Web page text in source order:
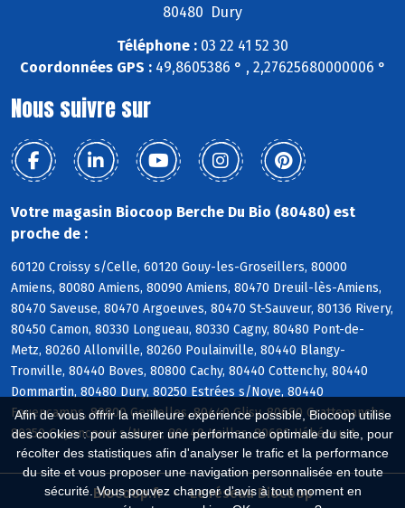
Afin de vous offrir la meilleure expérience possible, Biocoop utilise
des cookies : pour assurer une performance optimale du site, pour
récolter des statistiques afin d'analyser le trafic et la performance
du site et vous proposer une navigation personnalisée en toute
sécurité. Vous pouvez changer d'avis à tout moment en
80480 Dury
Téléphone : 03 22 41 52 30
Coordonnées GPS :49,8605386 ° , 2,27625680000006 °
Nous suivre sur
Votre magasin Biocoop Berche Du Bio (80480) est
proche de :
60120 Croissy s/Celle, 60120 Gouy-les-Groseillers, 80000
Amiens, 80080 Amiens, 80090 Amiens, 80470 Dreuil-lès-Amiens,
80470 Saveuse, 80470 Argoeuves, 80470 St-Sauveur, 80136 Rivery,
80450 Camon, 80330 Longueau, 80330 Cagny, 80480 Pont-de-
Metz, 80260 Allonville, 80260 Poulainville, 80440 Blangy-
Tronville, 80440 Boves, 80800 Cachy, 80440 Cottenchy, 80440
Dommartin, 80480 Dury, 80250 Estrées s/Noye, 80440
Fouencamps, 80800 Gentelles, 80440 Glisy, 80680 Grattepanche,
80250 Guyencourt s/Noye, 80440 Hailles, 80680 Hébécourt
Biocoop.fr Le réseau Biocoop